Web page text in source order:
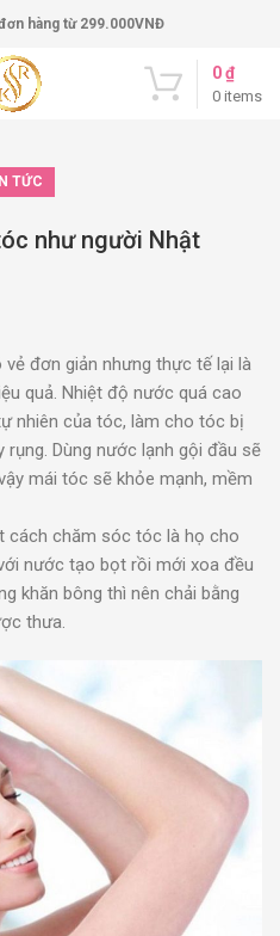
hàng từ 299.000VNĐ
0 items
0₫
TỨC
như người Nhật
đơn giản nhưng thực tế lại là
quả. Nhiệt độ nước quá cao
nhiên của tóc, làm cho tóc bị
Dùng nước lạnh gội đầu sẽ
mái tóc sẽ khỏe mạnh, mềm
cách chăm sóc tóc là họ cho
nước tạo bọt rồi mới xoa đều
khăn bông thì nên chải bằng
thưa.